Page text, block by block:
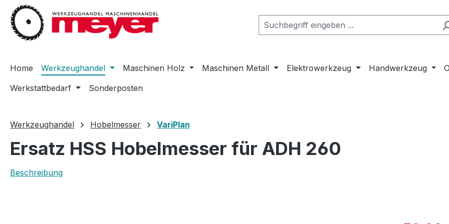
Hauptinhalt springen
Zur Suche springen
Zur Hauptnavigation springen
Home Werkzeughandel Maschinen Holz Maschinen Metall Elektrowerkzeug Handwerkzeug
Werkstattbedarf
Sonderposten
Werkzeughandel Hobelmesser VariPlan
Ersatz HSS Hobelmesser für ADH 260
Beschreibung